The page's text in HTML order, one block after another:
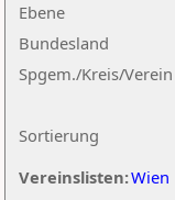
Ebene
Sortierung
Bundesland
Spgem./Kreis/Verein
Vereinslisten:Wien